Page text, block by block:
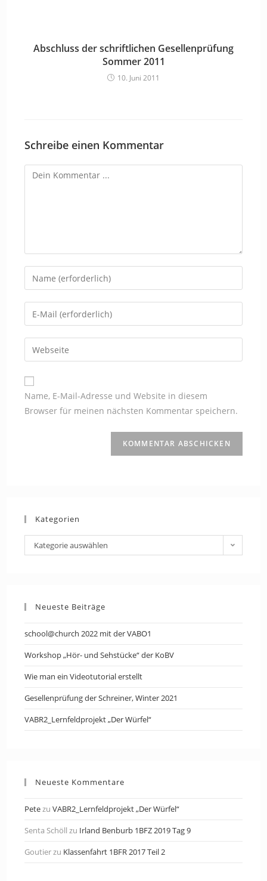
Abschluss der schriftlichen Gesellenprüfung
Sommer 2011
10. Juni 2011
Schreibe einen Kommentar
Kommentieren
Gib
deinen
Namen
oder
zum
Kommentieren
ein
Gib
deine
E-
Mail-
zum
Kommentieren
ein
Gib
deine
Website-
URL
Name, E-Mail-Adresse und Website in diesem
Browser für meinen nächsten Kommentar speichern.
Kategorien
Kategorien
Kategorie auswählen
Neueste Beiträge
school@church 2022 mit der VABO1
Workshop „Hör- und Sehstücke“ der KoBV
Wie man ein Videotutorial erstellt
Gesellenprüfung der Schreiner, Winter 2021
VABR2_Lernfeldprojekt „Der Würfel“
Neueste Kommentare
PetezuVABR2_Lernfeldprojekt „Der Würfel“
Senta Schöll zu Irland Benburb 1BFZ 2019 Tag 9
Goutierzu Klassenfahrt 1BFR 2017 Teil 2